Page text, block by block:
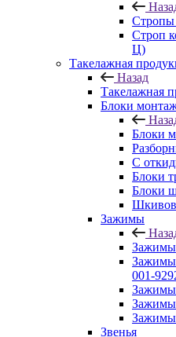
Стропы
Строп
Ц)
Такелажная
Назад
Такелажная
Блоки
Блоки
С
Блоки
Блоки
Зажимы
Зажимы
001-
Зажимы
Зажимы
Звенья